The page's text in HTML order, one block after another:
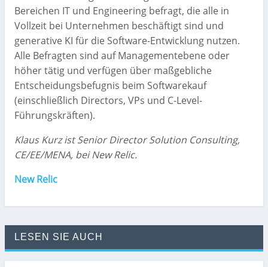
Bereichen IT und Engineering befragt, die alle in
Vollzeit bei Unternehmen beschäftigt sind und
generative KI für die Software-Entwicklung nutzen.
Alle Befragten sind auf Managementebene oder
höher tätig und verfügen über maßgebliche
Entscheidungsbefugnis beim Softwarekauf
(einschließlich Directors, VPs und C-Level-
Führungskräften).
Klaus Kurz ist Senior Director Solution Consulting,
CE/EE/MENA, bei New Relic.
New Relic
LESEN SIE AUCH